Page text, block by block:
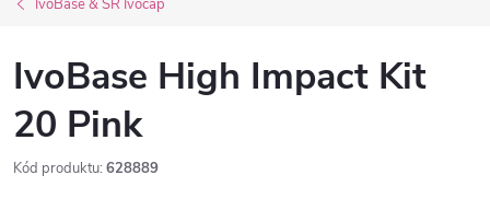
IvoBase & SR Ivocap
IvoBase High Impact Kit
20 Pink
Kód produktu: 628889